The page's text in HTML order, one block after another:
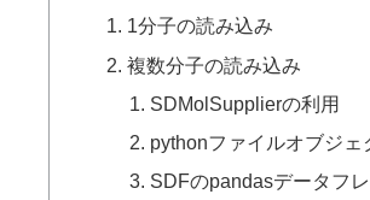
1分子の読み込み
複数分子の読み込み
SDMolSupplierの利用
pythonファイルオブジェ
SDFのpandasデータフ